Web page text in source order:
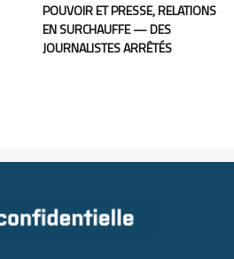
POUVOIR ET PRESSE, RELATIONS
EN SURCHAUFFE — DES
JOURNALISTES ARRÊTÉS